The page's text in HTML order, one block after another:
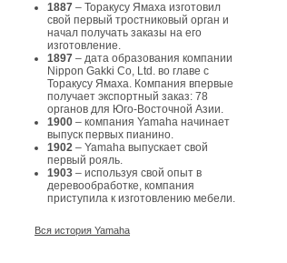
1887 – Торакусу Ямаха изготовил
свой первый тростниковый орган и
начал получать заказы на его
изготовление.
1897 – дата образования компании
Nippon Gakki Co, Ltd. во главе с
Торакусу Ямаха. Компания впервые
получает экспортный заказ: 78
органов для Юго-Восточной Азии.
1900 – компания Yamaha начинает
выпуск первых пианино.
1902 – Yamaha выпускает свой
первый рояль.
1903 – используя свой опыт в
деревообработке, компания
приступила к изготовлению мебели.
Вся история Yamaha